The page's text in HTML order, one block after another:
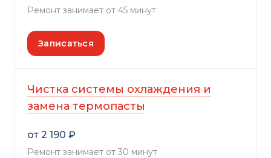
Ремонт занимает от 45 минут
Записаться
Чистка системы охлаждения и
замена термопасты
от 2 190 ₽
Ремонт занимает от 30 минут